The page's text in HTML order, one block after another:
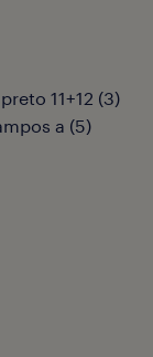
11+12 (3)
a (5)